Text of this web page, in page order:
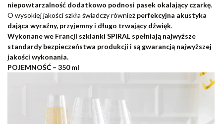
niepowtarzalność dodatkowo podnosi pasek okalający czarkę.
O wysokiej jakości szkła świadczy również perfekcyjna akustyka
dająca wyraźny, przyjemny i długo trwający dźwięk.
Wykonane we Francji szklanki SPIRAL spełniają najwyższe
standardy bezpieczeństwa produkcji i są gwarancją najwyższej
jakości wykonania.
POJEMNOŚĆ – 350 ml